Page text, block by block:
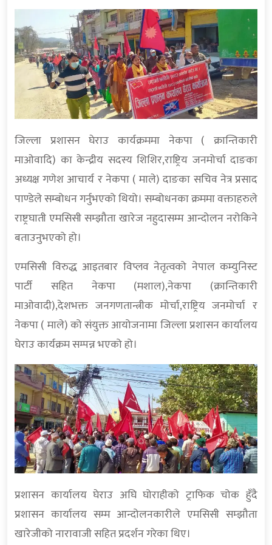
जिल्ला प्रशासन घेराउ कार्यक्रममा नेकपा ( क्रान्तिकारी
माओवादि) का केन्द्रीय सदस्य शिशिर,राष्ट्रिय जनमोर्चा दाङका
अध्यक्ष गणेश आचार्य र नेकपा ( माले) दाङका सचिव नेत्र प्रसाद
पाण्डेले सम्बोधन गर्नुभएको थियो। सम्बोधनका क्रममा वक्ताहरुले
राष्ट्रघाती एमसिसी सम्झौता खारेज नहुदासम्म आन्दोलन नरोकिने
बताउनुभएको हो।
एमसिसी विरुद्ध आइतबार विप्लव नेतृत्वको नेपाल कम्युनिस्ट
पार्टी सहित नेकपा (मशाल),नेकपा (क्रान्तिकारी
माओवादी),देशभक्त जनगणतान्त्रीक मोर्चा,राष्ट्रिय जनमोर्चा र
नेकपा ( माले) को संयुक्त आयोजनामा जिल्ला प्रशासन कार्यालय
घेराउ कार्यक्रम सम्पन्न भएको हो।
प्रशासन कार्यालय घेराउ अघि घोराहीको ट्राफिक चोक हुँदै
प्रशासन कार्यालय सम्म आन्दोलनकारीले एमसिसी सम्झौता
खारेजीको नारावाजी सहित प्रदर्शन गरेका थिए।